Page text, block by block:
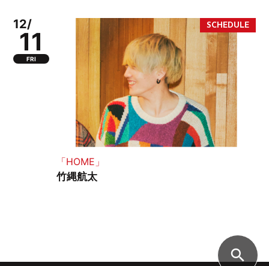
12/
11
FRI
「HOME」
竹縄航太
search